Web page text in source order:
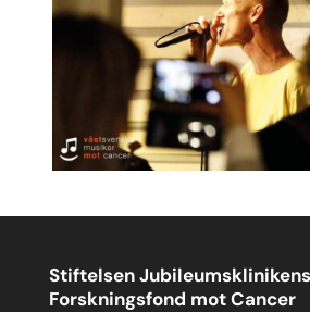
Stiftelsen Jubileumsklinikens
Forskningsfond mot Cancer